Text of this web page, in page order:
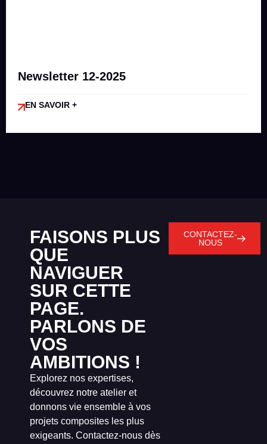
Newsletter 12-2025
EN SAVOIR +
FAISONS PLUS
QUE
NAVIGUER
SUR CETTE
PAGE.
PARLONS DE
VOS
AMBITIONS !
Explorez nos expertises,
découvrez notre atelier et
donnons vie ensemble à vos
projets composites les plus
exigeants. Contactez-nous dès
CONTACTEZ-
NOUS